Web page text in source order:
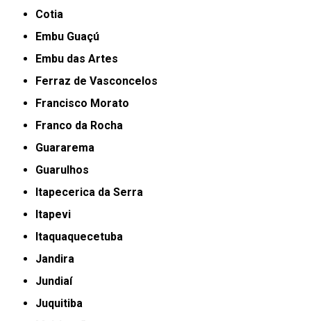
Cotia
Embu Guaçú
Embu das Artes
Ferraz de Vasconcelos
Francisco Morato
Franco da Rocha
Guararema
Guarulhos
Itapecerica da Serra
Itapevi
Itaquaquecetuba
Jandira
Jundiaí
Juquitiba